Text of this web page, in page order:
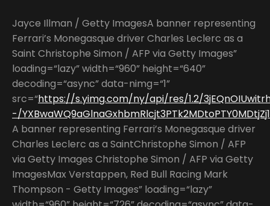
Jayce Illman / Getty ImagesA banner representing
Ferrari’s Monegasque driver Charles Leclerc as a
Saint Christophe Simon / AFP via Getty Images”
loading=“lazy” width=“960” height=“640”
decoding=“async” data-nimg=“1”
src=“https://s.yimg.com/ny/api/res/1.2/
-/
A banner representing Ferrari’s Monegasque driver
Charles Leclerc as a SaintChristophe Simon / AFP
via Getty Images Christophe Simon / AFP via Getty
ImagesMax Verstappen, Red Bull Racing Mark
Thompson - Getty Images” loading=“lazy”